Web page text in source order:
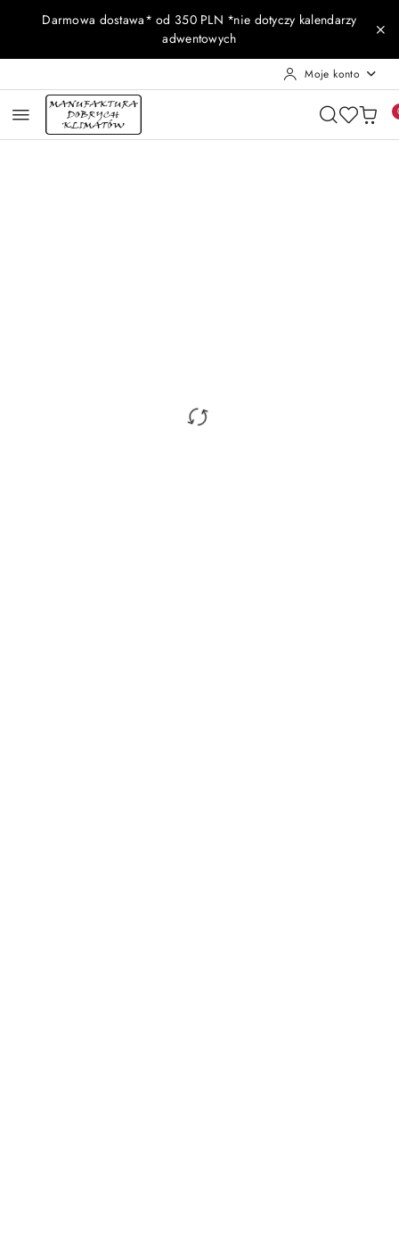
Przejdź do treści głównej
Przejdź do wyszukiwarki
Przejdź do moje konto
Przejdź do menu głównego
Przejdź do opisu produktu
Przejdź do stopki
Darmowa dostawa* od 350 PLN *nie dotyczy kalendarzy
adwentowych
Moje konto